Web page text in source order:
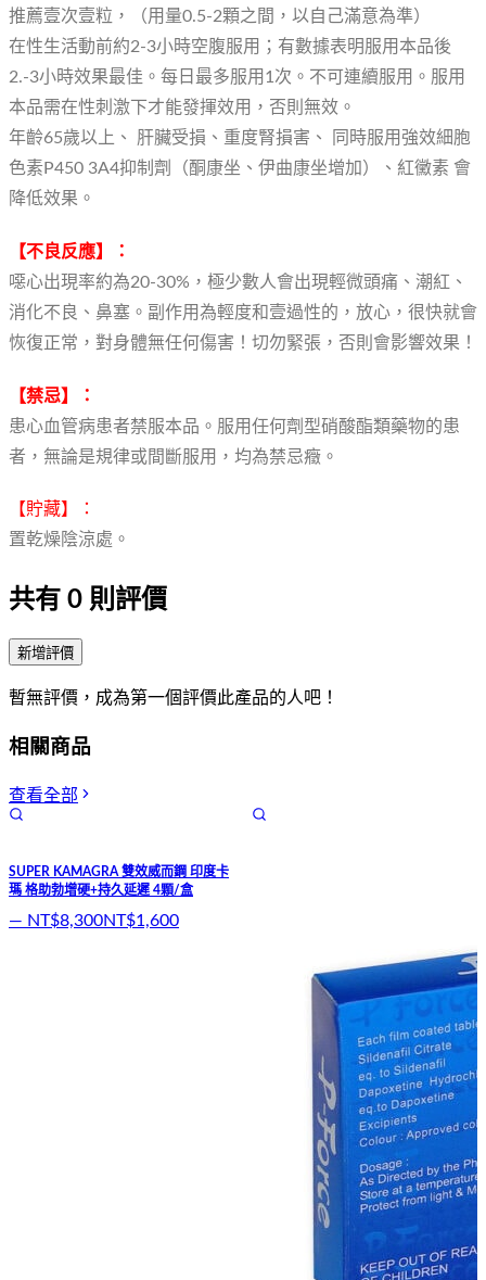
推薦壹次壹粒，（用量0.5-2顆之間，以自己滿意為準）
在性生活動前約2-3小時空腹服用；有數據表明服用本品後
2.-3小時效果最佳。每日最多服用1次。不可連續服用。服用
本品需在性刺激下才能發揮效用，否則無效。
年齡65歲以上、 肝臟受損、重度腎損害、 同時服用強效細胞
色素P450 3A4抑制劑（酮康坐、伊曲康坐增加）、紅黴素 會
降低效果。
【不良反應】：
噁心出現率約為20-30%，極少數人會出現輕微頭痛、潮紅、
消化不良、鼻塞。副作用為輕度和壹過性的，放心，很快就會
恢復正常，對身體無任何傷害！切勿緊張，否則會影響效果！
【禁忌】：
患心血管病患者禁服本品。服用任何劑型硝酸酯類藥物的患
者，無論是規律或間斷服用，均為禁忌癥。
【貯藏】：
置乾燥陰涼處。
共有 0 則評價
新增評價
暫無評價，成為第一個評價此產品的人吧！
相關商品
查看全部
SUPER KAMAGRA 雙效威而鋼 印度卡
瑪 格助勃增硬+持久延遲 4顆/盒
— NT$8,300NT$1,600